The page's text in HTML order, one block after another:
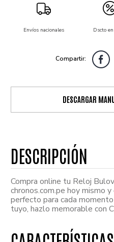
Envíos nacionales Dscto
DESCARGAR
Compra online tu Reloj
chronos.com.pe hoy mismo
perfecto para cada
tuyo, hazlo memorable con